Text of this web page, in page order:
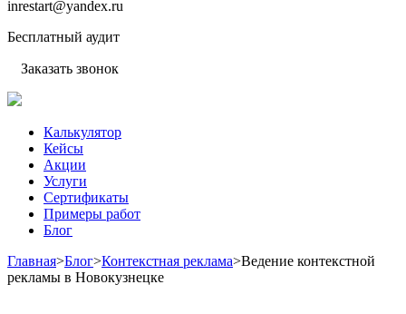
inrestart@yandex.ru
Бесплатный аудит
Заказать звонок
Калькулятор
Кейсы
Акции
Услуги
Сертификаты
Примеры работ
Блог
Главная>Блог>Контекстная реклама>Ведение контекстной
рекламы в Новокузнецке